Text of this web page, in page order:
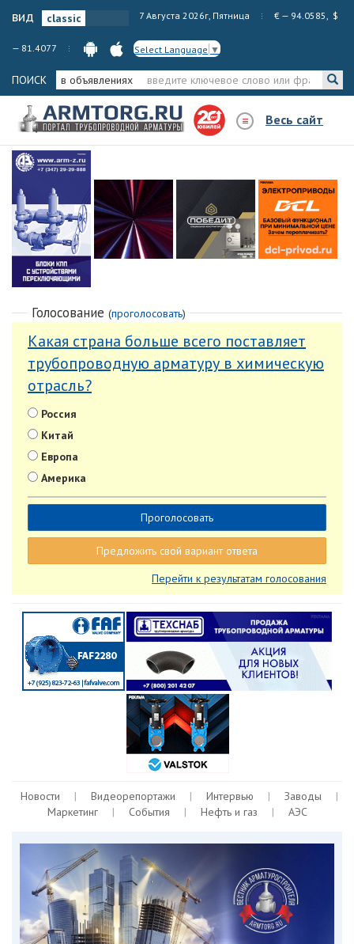
вид 7 Августа 2026г, Пятница € — 94.0585, $
— 81.4077 Select Language ▼
ПОИСК в объявлениях
Весь сайт
Голосование (проголосовать)
Какая страна больше всего поставляет
трубопроводную арматуру в химическую
отрасль?
Россия
Китай
Европа
Америка
Предложить свой вариант ответа
Перейти к результатам голосования
Новости | Видеорепортажи | Интервью | Заводы
|
Маркетинг
| События | Нефть и газ | АЭС